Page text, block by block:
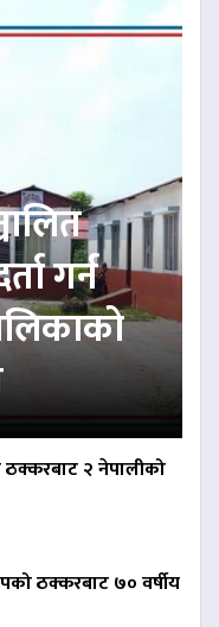
गर्न
ठक्करबाट २ नेपालीको
ठक्करबाट ७० वर्षीय